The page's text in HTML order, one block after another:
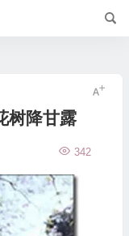
树降甘露
342